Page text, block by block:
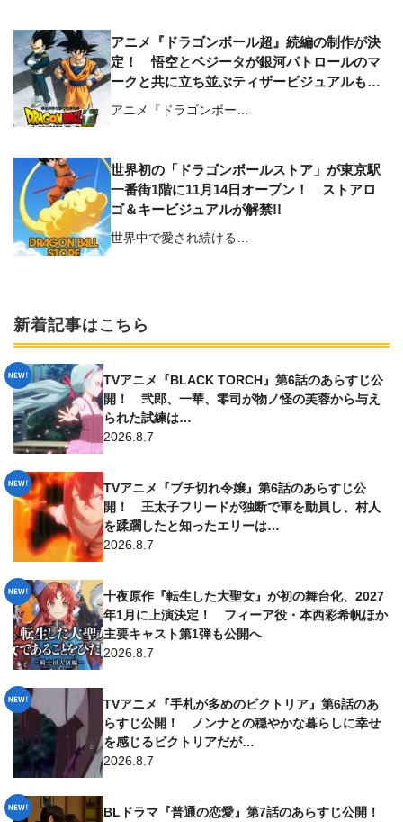
アニメ『ドラゴンボール超』続編の制作が決
定！ 悟空とベジータが銀河パトロールのマ
ークと共に⽴ち並ぶティザービジュアルも公
アニメ『ドラゴンボー…
世界初の「ドラゴンボールストア」が東京駅
一番街1階に11月14日オープン！ ストアロ
ゴ＆キービジュアルが解禁!!
世界中で愛され続ける…
新着記事はこちら
TVアニメ『BLACK TORCH』第6話のあらすじ公
開！ 弐郎、一華、零司が物ノ怪の芙蓉から与え
られた試練は…
2026.8.7
TVアニメ『ブチ切れ令嬢』第6話のあらすじ公
開！ 王太子フリードが独断で軍を動員し、村人
を蹂躙したと知ったエリーは…
2026.8.7
十夜原作『転生した大聖女』が初の舞台化、2027
年1月に上演決定！ フィーア役・本西彩希帆ほか
主要キャスト第1弾も公開へ
2026.8.7
TVアニメ『手札が多めのビクトリア』第6話のあ
らすじ公開！ ノンナとの穏やかな暮らしに幸せ
を感じるビクトリアだが…
2026.8.7
BLドラマ『普通の恋愛』第7話のあらすじ公開！